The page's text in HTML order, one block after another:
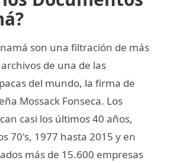
son una filtración de más
de una de las
del mundo, la firma de
Mossack Fonseca. Los
casi los últimos 40 años,
70's, 1977 hasta 2015 y en
más de 15.600 empresas